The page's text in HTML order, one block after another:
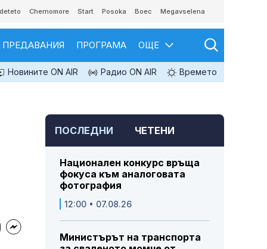
Chernomore Start Posoka Boec Megavselena
ПРЕДАВАНИЯ ПРОГРАМА ОЩЕ
Новините ON AIR Радио ON AIR Времето
ПОСЛЕДНИ ЧЕТЕНИ
Национален конкурс връща
фокуса към аналоговата
фотография
12:00 • 07.08.26
Министърът на транспорта